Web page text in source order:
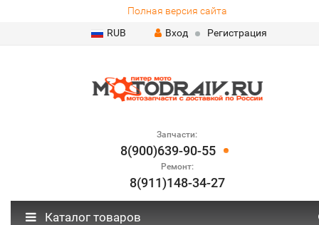
Полная версия сайта
RUB
Вход Регистрация
Запчасти:
8(900)639-90-55
Ремонт:
8(911)148-34-27
Каталог товаров